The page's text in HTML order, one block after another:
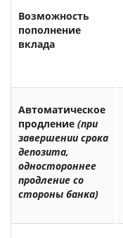
Возможность
пополнение
вклада
Автоматическое
продление (при
завершении срока
депозита,
одностороннее
продление со
стороны банка)